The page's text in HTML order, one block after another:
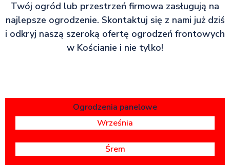
Twój ogród lub przestrzeń firmowa zasługują na
najlepsze ogrodzenie. Skontaktuj się z nami już dziś
i odkryj naszą szeroką ofertę ogrodzeń frontowych
w Kościanie i nie tylko!
Ogrodzenia panelowe
Września
Śrem